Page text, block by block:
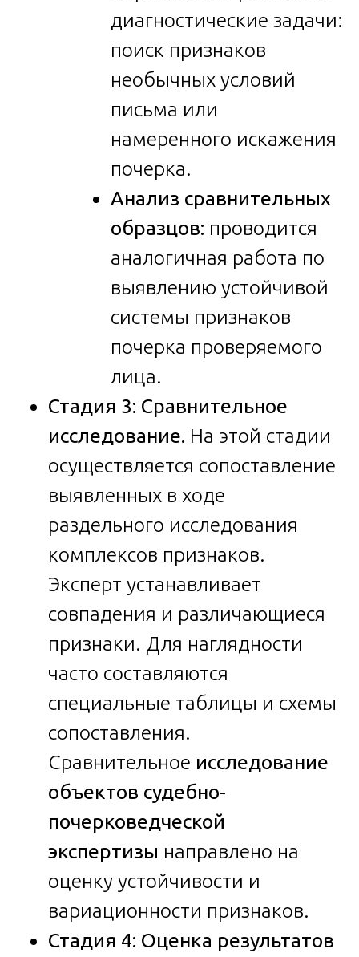
диагностические задачи:
поиск признаков
необычных условий
письма или
намеренного искажения
почерка.
Анализ сравнительных
образцов: проводится
аналогичная работа по
выявлению устойчивой
системы признаков
почерка проверяемого
лица.
Стадия 3: Сравнительное
исследование. На этой стадии
осуществляется сопоставление
выявленных в ходе
раздельного исследования
комплексов признаков.
Эксперт устанавливает
совпадения и различающиеся
признаки. Для наглядности
часто составляются
специальные таблицы и схемы
сопоставления.
Сравнительное исследование
объектов судебно-
почерковедческой
экспертизы направлено на
оценку устойчивости и
вариационности признаков.
Стадия 4: Оценка результатов